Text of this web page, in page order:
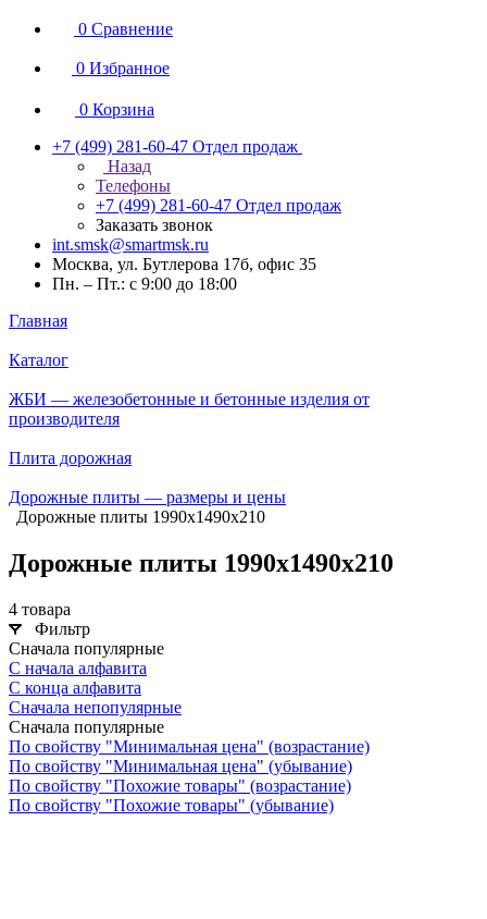
0 Сравнение
0 Избранное
0 Корзина
+7 (499) 281-60-47 Отдел продаж
Назад
Телефоны
+7 (499) 281-60-47 Отдел продаж
Заказать звонок
int.smsk@smartmsk.ru
Москва, ул. Бутлерова 17б, офис 35
Пн. – Пт.: с 9:00 до 18:00
Главная
Каталог
ЖБИ — железобетонные и бетонные изделия от
производителя
Плита дорожная
Дорожные плиты — размеры и цены
Дорожные плиты 1990х1490х210
Дорожные плиты 1990х1490х210
4 товара
Фильтр
Сначала популярные
С начала алфавита
С конца алфавита
Сначала непопулярные
Сначала популярные
По свойству "Минимальная цена" (возрастание)
По свойству "Минимальная цена" (убывание)
По свойству "Похожие товары" (возрастание)
По свойству "Похожие товары" (убывание)